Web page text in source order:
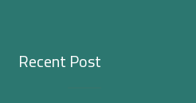
Recent Post